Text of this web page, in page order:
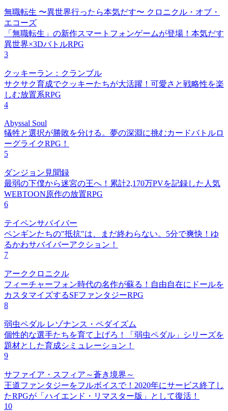
無職転生 〜異世界行ったら本気だす〜 クロニクル・オブ・
エコーズ
「無職転生」の新作スマートフォンゲームが登場！本気だす
異世界×3DバトルRPG
3
クッキーラン：クランブル
サクサク育成でクッキーたちが大活躍！可愛さと戦略性を楽
しむ放置系RPG
4
Abyssal Soul
犠牲と選択が勝敗を分ける。夢の深淵に挑むカードバトルロ
ーグライクRPG！
5
ダンジョン見聞録
最弱の下僕から迷宮の王へ！累計2,170万PVを記録した人気
WEBTOON原作の放置RPG
6
テイペンサバイバー
ペンギンたちの"抵抗"は、まだ終わらない。5分で爽快！ゆ
るかわサバイバーアクション！
7
アーククロニクル
フィーチャーフォン時代の名作が蘇る！自由自在にドールを
カスタマイズするSFファンタジーRPG
8
弱虫ペダル レゾナンス・ペダイズム
個性的な選手たちを育て上げろ！「弱虫ペダル」シリーズを
題材とした育成シミュレーション！
9
サファイア・スフィア～蒼き境界～
王道ファンタジーをフルボイスで！2020年にサービス終了し
たRPGが「ハイエンド・リマスター版」として復活！
10